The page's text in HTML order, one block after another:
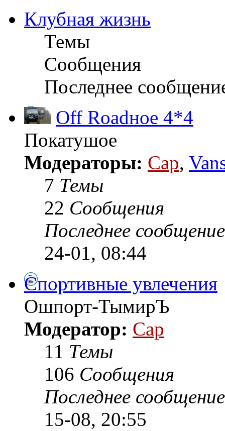
Клубная жизнь
Темы
Сообщения
Последнее
Off Roadное 4*4
Покатушое
Модераторы: Cap,
7 Темы
22 Сообщения
Последнее сообщение
24-01, 08:44
Спортивные увлечения
Ошпорт-ТымирЪ
Модератор: Cap
11 Темы
106 Сообщения
Последнее сообщение
15-08, 20:55